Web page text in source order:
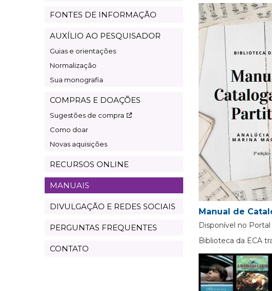
FONTES DE INFORMAÇÃO
AUXÍLIO AO PESQUISADOR
Guias e orientações
Normalização
Sua monografia
COMPRAS E DOAÇÕES
Sugestões de compra
Como doar
Novas aquisições
RECURSOS ONLINE
MANUAIS
DIVULGAÇÃO E REDES SOCIAIS
PERGUNTAS FREQUENTES
CONTATO
Manual de
Disponível no
Biblioteca da ECA